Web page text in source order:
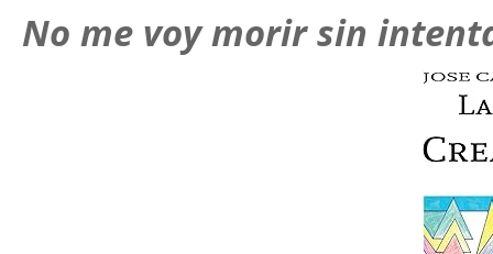
No me voy morir sin